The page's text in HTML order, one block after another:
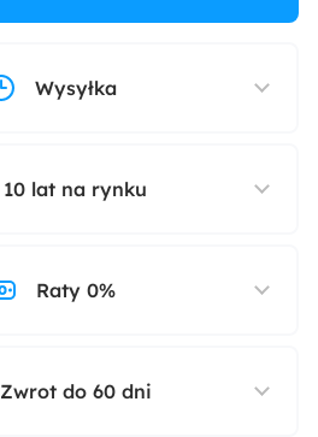
Wysyłka
10 lat na rynku
Raty 0%
Zwrot do 60 dni